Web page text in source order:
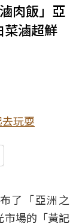
肉飯」亞
菜滷超鮮
玩耍
了「亞洲之
市場的「黃記